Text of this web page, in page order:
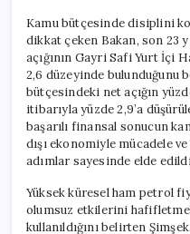
Kamu bütçesinde disiplini
dikkat çeken Bakan, son 23
açığının Gayri Safi Yurt İçi
2,6 düzeyinde bulunduğunu
bütçesindeki net açığın
itibarıyla yüzde 2,9’a
başarılı finansal sonucun
dışı ekonomiyle mücadele
adımlar sayesinde elde
Yüksek küresel ham petrol
olumsuz etkilerini
kullanıldığını belirten